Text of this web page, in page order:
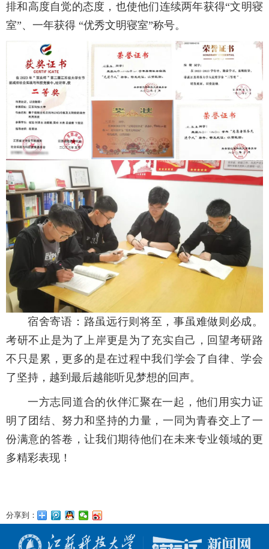
排和高度自觉的态度，也使他们连续两年获得“文明寝
室”、一年获得 “优秀文明寝室”称号。
宿舍寄语：路虽远行则将至，事虽难做则必成。
考研不止是为了上岸更是为了充实自己，回望考研路
不只是累，更多的是在过程中我们学会了自律、学会
了坚持，越到最后越能听见梦想的回声。
一方志同道合的伙伴汇聚在一起，他们用实力证
明了团结、努力和坚持的力量，一同为青春交上了一
份满意的答卷，让我们期待他们在未来专业领域的更
多精彩表现！
分享到：